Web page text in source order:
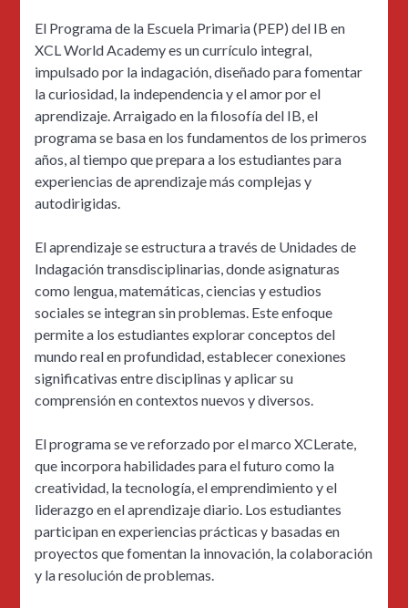
El Programa de la Escuela Primaria (PEP) del IB en
XCL World Academy es un currículo integral,
impulsado por la indagación, diseñado para fomentar
la curiosidad, la independencia y el amor por el
aprendizaje. Arraigado en la filosofía del IB, el
programa se basa en los fundamentos de los primeros
años, al tiempo que prepara a los estudiantes para
experiencias de aprendizaje más complejas y
autodirigidas.
El aprendizaje se estructura a través de Unidades de
Indagación transdisciplinarias, donde asignaturas
como lengua, matemáticas, ciencias y estudios
sociales se integran sin problemas. Este enfoque
permite a los estudiantes explorar conceptos del
mundo real en profundidad, establecer conexiones
significativas entre disciplinas y aplicar su
comprensión en contextos nuevos y diversos.
El programa se ve reforzado por el marco XCLerate,
que incorpora habilidades para el futuro como la
creatividad, la tecnología, el emprendimiento y el
liderazgo en el aprendizaje diario. Los estudiantes
participan en experiencias prácticas y basadas en
proyectos que fomentan la innovación, la colaboración
y la resolución de problemas.